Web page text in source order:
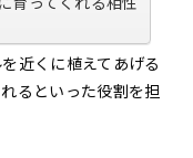
近くに植えてあげる
るといった役割を担